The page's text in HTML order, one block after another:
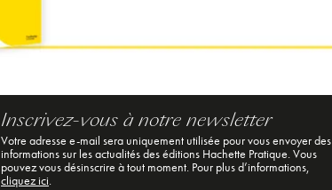
Inscrivez-vous à notre newsletter
Votre adresse e-mail sera uniquement utilisée pour vous envoyer des
informations sur les actualités des éditions Hachette Pratique. Vous
pouvez vous désinscrire à tout moment. Pour plus d’informations,
cliquez ici.